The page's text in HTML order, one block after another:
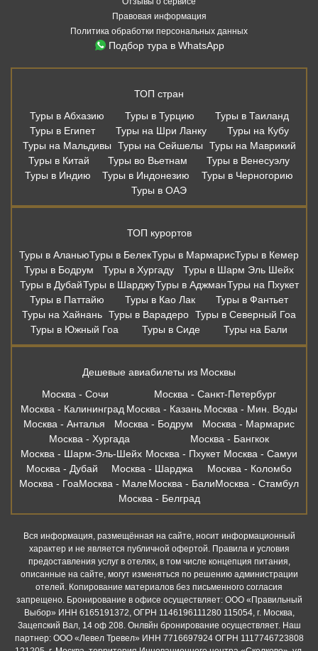
Правовая информация
Политика обработки персональных данных
Подбор тура в WhatsApp
ТОП стран
Туры в Абхазию
Туры в Турцию
Туры в Таиланд
Туры в Египет
Туры на Шри Ланку
Туры на Кубу
Туры на Мальдивы
Туры на Сейшелы
Туры на Маврикий
Туры в Китай
Туры во Вьетнам
Туры в Венесуэлу
Туры в Индию
Туры в Индонезию
Туры в Черногорию
Туры в ОАЭ
ТОП курортов
Туры в АланьюТуры в БелекТуры в МармарисТуры в Кемер
Туры в Бодрум
Туры в Хургаду
Туры в Шарм Эль Шейх
Туры в ДубайТуры в ШарджуТуры в АджманТуры на Пхукет
Туры в Паттайю
Туры в Као Лак
Туры в Фантьет
Туры на Хайнань Туры в Варадеро Туры в Северный Гоа
Туры в Южный Гоа
Туры в Сиде Туры на Бали
Дешевые авиабилеты из Москвы
Москва - Сочи
Москва - Санкт-Петербург
Москва - Калининград Москва - Казань Москва - Мин. Воды
Москва - Анталья
Москва - Бодрум
Москва - Мармарис
Москва - Хургада
Москва - Бангкок
Москва - Шарм-Эль-Шейх Москва - Пхукет Москва - Самуи
Москва - Дубай
Москва - Шарджа
Москва - Коломбо
Москва - ГоаМосква - МалеМосква - БалиМосква - Стамбул
Москва - Белград
Вся информация, размещённая на сайте, носит информационный
характер и не является публичной офертой. Правила и условия
предоставления услуг в отелях, в том числе концепция питания,
описанные на сайте, могут изменяться по решению администрации
отелей. Копирование материалов без письменного согласия
запрещено. Бронирование в офисе осуществляет: ООО «Правильный
Выбор» ИНН 6165191372, ОГРН 1146196111280 115054, г. Москва,
Зацепский Вал, 14 оф 208. Онлвйн бронирование осуществляет. Наш
партнер: ООО «Левел Тревел» ИНН 7716697924 ОГРН 1117746723808